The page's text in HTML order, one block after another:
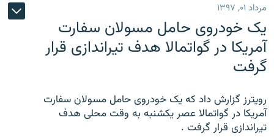
مرداد ۰۱, ۱۳۹۷
یک خودروی حامل مسولان سفارت
آمریکا در گواتمالا هدف تیراندازی قرار
گرفت
رویترز گزارش داد که یک خودروی حامل مسولان سفارت
آمریکا در گواتمالا عصر یکشنبه به وقت محلی هدف
تیراندازی قرار گرفت .